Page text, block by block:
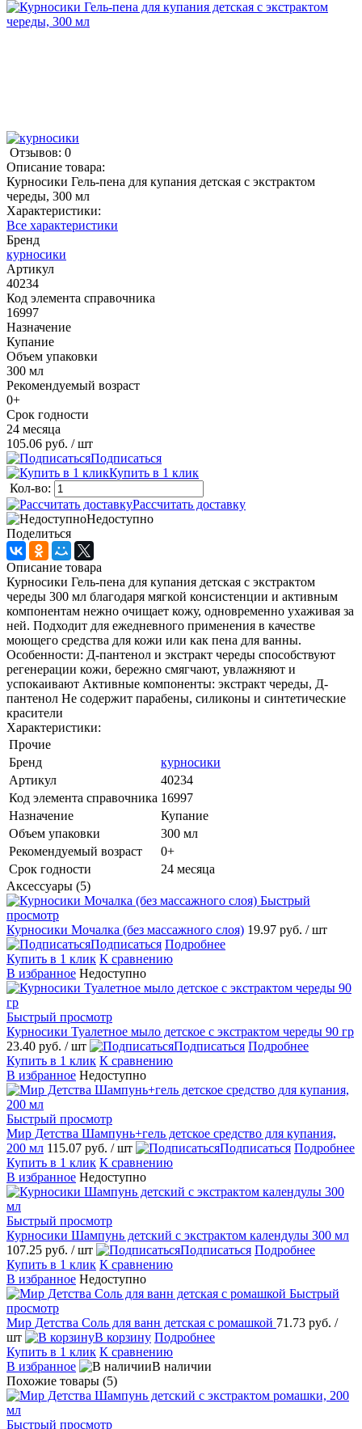
Отзывов: 0
Описание товара:
Курносики Гель-пена для купания детская с экстрактом
череды, 300 мл
Характеристики:
Все характеристики
Бренд
курносики
Артикул
40234
Код элемента справочника
16997
Назначение
Купание
Объем упаковки
300 мл
Рекомендуемый возраст
0+
Срок годности
24 месяца
105.06 руб. / шт
Подписаться
Купить в 1 клик
Кол-во:
Рассчитать доставку
Недоступно
Поделиться
Описание товара
Курносики Гель-пена для купания детская с экстрактом
череды 300 мл благодаря мягкой консистенции и активным
компонентам нежно очищает кожу, одновременно ухаживая за
ней. Подходит для ежедневного применения в качестве
моющего средства для кожи или как пена для ванны.
Особенности: Д-пантенол и экстракт череды способствуют
регенерации кожи, бережно смягчают, увлажняют и
успокаивают Активные компоненты: экстракт череды, Д-
пантенол Не содержит парабены, силиконы и синтетические
красители
Характеристики:
Прочие
Бренд
курносики
Артикул
40234
Код элемента справочника 16997
Назначение
Купание
Объем упаковки
300 мл
Рекомендуемый возраст
0+
Срок годности
24 месяца
Аксессуары (5)
Быстрый
просмотр
Курносики Мочалка (без массажного слоя) 19.97 руб. / шт
Подписаться Подробнее
Купить в 1 клик К сравнению
В избранное Недоступно
Быстрый просмотр
Курносики Туалетное мыло детское с экстрактом череды 90 гр
23.40 руб. / шт Подписаться Подробнее
Купить в 1 клик К сравнению
В избранное Недоступно
Быстрый просмотр
Мир Детства Шампунь+гель детское средство для купания,
200 мл 115.07 руб. / шт Подписаться Подробнее
Купить в 1 клик К сравнению
В избранное Недоступно
Быстрый просмотр
Курносики Шампунь детский с экстрактом календулы 300 мл
107.25 руб. / шт Подписаться Подробнее
Купить в 1 клик К сравнению
В избранное Недоступно
Быстрый
просмотр
Мир Детства Соль для ванн детская с ромашкой 71.73 руб. /
шт
В корзину Подробнее
Купить в 1 клик К сравнению
В избранное
В наличии
Похожие товары (5)
Быстрый просмотр